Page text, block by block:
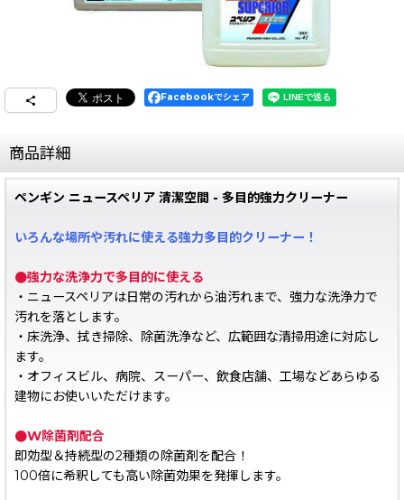
Facebookでシェア
商品詳細
ペンギン ニュースペリア 清潔空間 - 多目的強力クリーナー
いろんな場所や汚れに使える強力多目的クリーナー！
●強力な洗浄力で多目的に使える
・ニュースペリアは日常の汚れから油汚れまで、強力な洗浄力で
汚れを落とします。
・床洗浄、拭き掃除、除菌洗浄など、広範囲な清掃用途に対応し
ます。
・オフィスビル、病院、スーパー、飲食店舗、工場などあらゆる
建物にお使いいただけます。
●W除菌剤配合
即効型＆持続型の2種類の除菌剤を配合！
100倍に希釈しても高い除菌効果を発揮します。